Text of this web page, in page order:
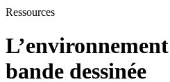
Ressources
bande dessinée